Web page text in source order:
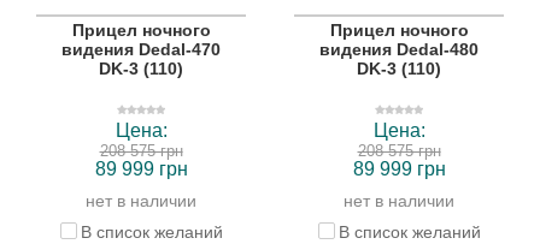
Прицел ночного
видения Dedal-470
DK-3 (110)
Цена:
208 575 грн
89 999 грн
нет в наличии
В список желаний
Прицел ночного
видения Dedal-480
DK-3 (110)
Цена:
208 575 грн
89 999 грн
нет в наличии
В список желаний